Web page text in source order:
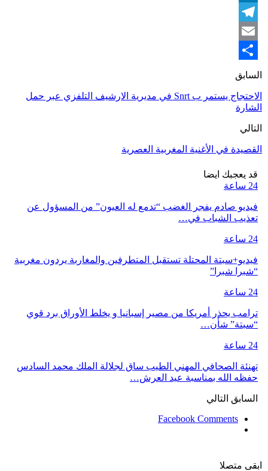
LinkedIn
Telegram
Email
Share
السابق
الاحتجاج يستمر ب Snrt في مديرية الارشيف التلفزي عبر حمل
الشارة
التالي
القصيدة في الأغنية المغربية العصرية
قد يعجبك ايضا
24 ساعة
فيديو صادم يفجر الغضب “تدمع له العيون” من المسؤول عن
تعذيب الشباب في…
24 ساعة
فيديو+سبتة المحتلة تستقبل المتطرفين والمغاربة يردون مغربية
“شبرا شبرا”
24 ساعة
ترامب يحذر أمريكا من مصير إسبانيا و يخلط الأوراق برد قوي
“سبتة” شأن…
24 ساعة
تهنئة الصحافي المهني الطيب ساق لجلالة الملك محمد السادس
حفظه الله بمناسبة عيد العرش…
السابق التالي
Facebook Comments
ابقى متصلا